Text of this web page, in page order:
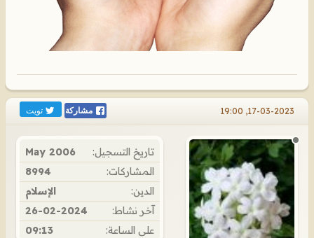
17-03-2023, 19:00 مشاركة تويت
تاريخ التسجيل:
May 2006
المشاركات:
8994
الدين:
الإسلام
آخر نشاط:
26-02-2024
على الساعة:
09:13